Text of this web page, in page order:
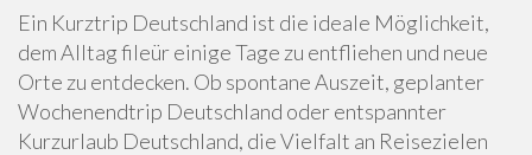
Ein Kurztrip Deutschland ist die ideale Möglichkeit,
dem Alltag fileür einige Tage zu entfliehen und neue
Orte zu entdecken. Ob spontane Auszeit, geplanter
Wochenendtrip Deutschland oder entspannter
Kurzurlaub Deutschland, die Vielfalt an Reisezielen